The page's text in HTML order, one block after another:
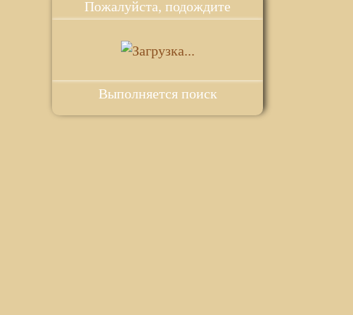
Пожалуйста, подождите
Выполняется поиск